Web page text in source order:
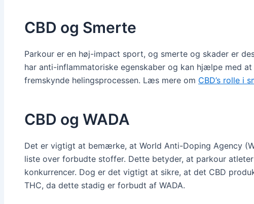
CBD og Smerte
Parkour er en høj-impact sport, og smerte og skader er
har anti-inflammatoriske egenskaber og kan hjælpe med
fremskynde helingsprocessen. Læs mere om CBD’s rolle i
CBD og WADA
Det er vigtigt at bemærke, at World Anti-Doping Agency
liste over forbudte stoffer. Dette betyder, at parkour
konkurrencer. Dog er det vigtigt at sikre, at det CBD
THC, da dette stadig er forbudt af WADA.